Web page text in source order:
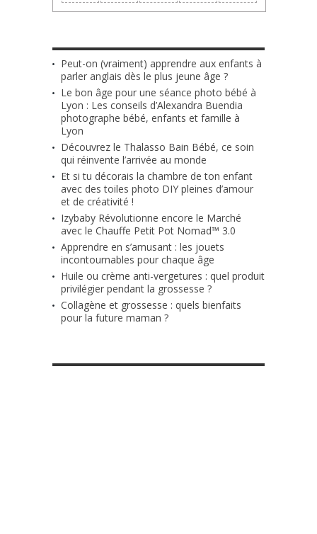
Peut-on (vraiment) apprendre aux enfants à
parler anglais dès le plus jeune âge ?
Le bon âge pour une séance photo bébé à
Lyon : Les conseils d’Alexandra Buendia
photographe bébé, enfants et famille à
Lyon
Découvrez le Thalasso Bain Bébé, ce soin
qui réinvente l’arrivée au monde
Et si tu décorais la chambre de ton enfant
avec des toiles photo DIY pleines d’amour
et de créativité !
Izybaby Révolutionne encore le Marché
avec le Chauffe Petit Pot Nomad™ 3.0
Apprendre en s’amusant : les jouets
incontournables pour chaque âge
Huile ou crème anti-vergetures : quel produit
privilégier pendant la grossesse ?
Collagène et grossesse : quels bienfaits
pour la future maman ?